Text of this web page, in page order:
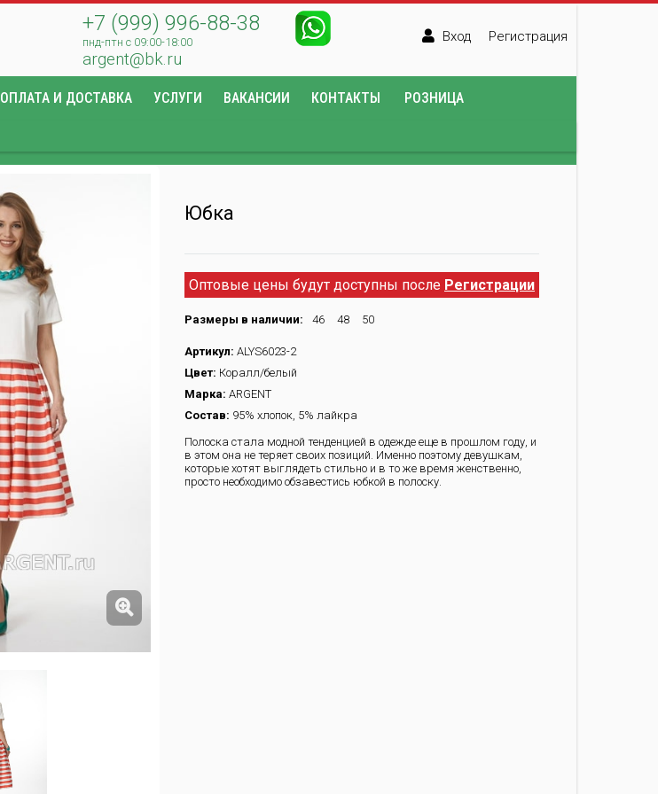
+7 (999) 996-88-38
пнд-птн с 09:00-18:00
argent@bk.ru
Вход Регистрация
ОПЛАТА И ДОСТАВКА УСЛУГИ ВАКАНСИИ КОНТАКТЫ РОЗНИЦА
Юбка
Оптовые цены будут доступны после Регистрации
Размеры в наличии: 46 48 50
Артикул: ALYS6023-2
Цвет: Коралл/белый
Марка: ARGENT
Состав: 95% хлопок, 5% лайкра
Полоска стала модной тенденцией в одежде еще в прошлом году, и
в этом она не теряет своих позиций. Именно поэтому девушкам,
которые хотят выглядеть стильно и в то же время женственно,
просто необходимо обзавестись юбкой в полоску.